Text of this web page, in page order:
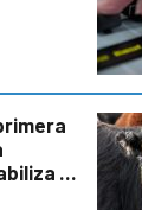
al
falta